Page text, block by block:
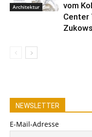
Architektur
vom
Center
NEWSLETTER
E-Mail-Adresse